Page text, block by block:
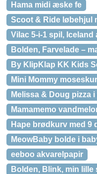
Hama midi æske fe
Scoot & Ride løbehjul
Vilac 5-i-1 spil, Iceland
Bolden, Farvelade –
By KlipKlap KK Kids
Mini Mommy
Melissa & Doug pizza
Mamamemo
Hape brødkurv med 9
MeowBaby bolde i
eeboo akvarelpapir
Bolden, Blink, min